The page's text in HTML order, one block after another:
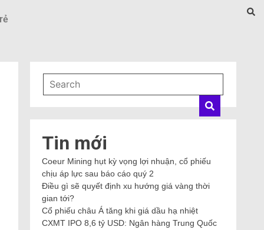
Tin mới
Coeur Mining hụt kỳ vọng lợi nhuận, cổ phiếu
chịu áp lực sau báo cáo quý 2
Điều gì sẽ quyết định xu hướng giá vàng thời
gian tới?
Cổ phiếu châu Á tăng khi giá dầu hạ nhiệt
CXMT IPO 8,6 tỷ USD: Ngân hàng Trung Quốc